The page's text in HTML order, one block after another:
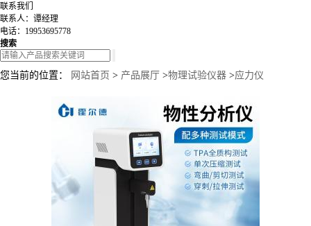
联系我们
联系人：谭经理
电话：19953695778
搜索
您当前的位置： 网站首页 > 产品展厅 >物理试验仪器 >应力仪